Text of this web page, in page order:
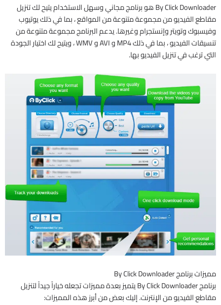
By Click Downloader هو برنامج مجاني وسهل الاستخدام يتيح لك تنزيل
مقاطع الفيديو من مجموعة متنوعة من المواقع ، بما في ذلك يوتيوب
وفيسبوك وتويتر وإنستجرام وغيرها. يدعم البرنامج مجموعة متنوعة من
تنسيقات الفيديو ، بما في ذلك MP4 و AVI و WMV ، ويتيح لك اختيار الجودة
التي ترغب في تنزيل الفيديو بها.
مميزات برنامج By Click Downloader
برنامج By Click Downloader يتميز بعدة مميزات تجعله خياراً جيداً لتنزيل
مقاطع الفيديو من الإنترنت. إليك بعض من أبرز هذه المميزات: